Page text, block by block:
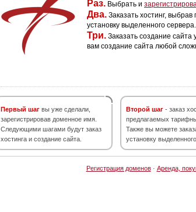
Раз. Выбрать и
Два. Заказать хостинг,
установку выделенного сервера.
Три. Заказать создание
вам создание сайта любой
Первый шаг вы уже сделали,
зарегистрировав доменное имя.
Следующими шагами будут заказ
хостинга и создание сайта.
Второй шаг - заказ
предлагаемых
Также вы можете
установку
Регистрация доменов· Аренда,